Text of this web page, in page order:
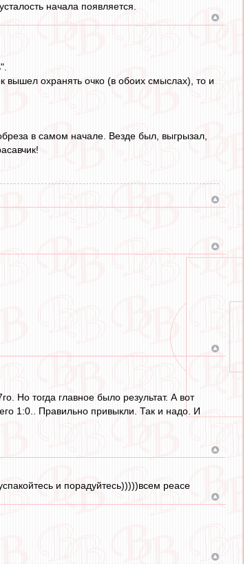
начала появляется.
вышел охранять очко (в обоих смыслах), то и
в самом начале. Везде был, выгрызал,
Но тогда главное было результат. А вот
1:0.. Правильно привыкли. Так и надо. И
и порадуйтесь)))))всем peace